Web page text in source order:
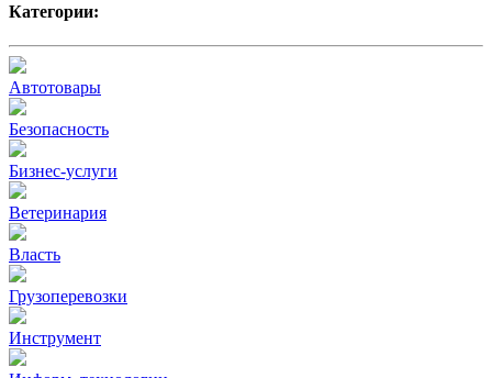
Категории:
Автотовары
Безопасность
Бизнес-услуги
Ветеринария
Власть
Грузоперевозки
Инструмент